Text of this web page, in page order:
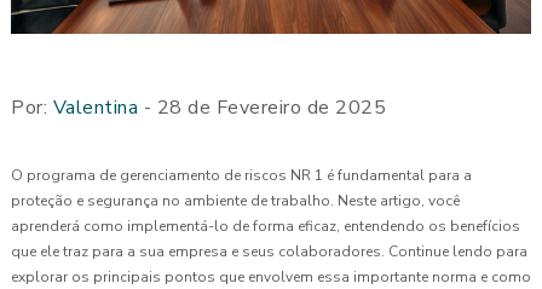
Por: Valentina - 28 de Fevereiro de 2025
O programa de gerenciamento de riscos NR 1 é fundamental para a
proteção e segurança no ambiente de trabalho. Neste artigo, você
aprenderá como implementá-lo de forma eficaz, entendendo os benefícios
que ele traz para a sua empresa e seus colaboradores. Continue lendo para
explorar os principais pontos que envolvem essa importante norma e como